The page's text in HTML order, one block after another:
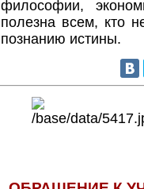
философии,
полезна всем, кто
познанию истины.